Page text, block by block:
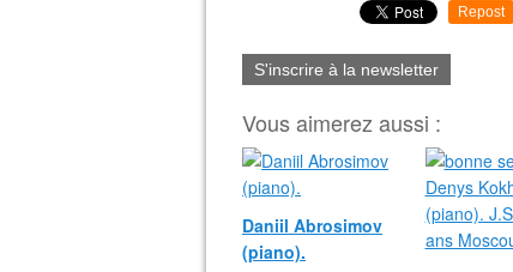
Repost
S'inscrire à la newsletter
Vous aimerez aussi :
Daniil Abrosimov
(piano).